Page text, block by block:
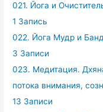
021. Йога и
1 Запись
022. Йога Мудр и
3 Записи
023. Медитация.
потока внимания,
13 Записи